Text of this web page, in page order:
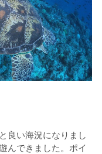
良い海況になりまし
んできました。ポイ